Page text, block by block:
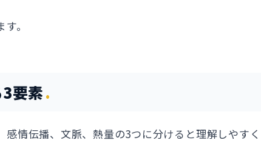
。
要素
情伝播、文脈、熱量の3つに分けると理解しやすく